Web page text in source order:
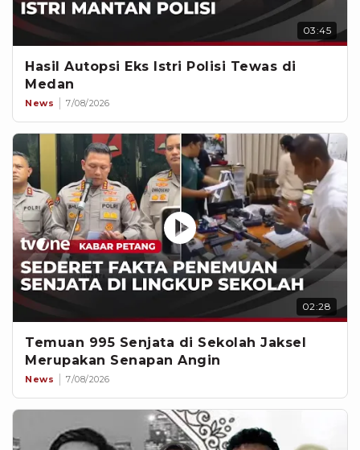
03:45
Hasil Autopsi Eks Istri Polisi Tewas di
Medan
News 7/08/2026
02:28
Temuan 995 Senjata di Sekolah Jaksel
Merupakan Senapan Angin
News 7/08/2026